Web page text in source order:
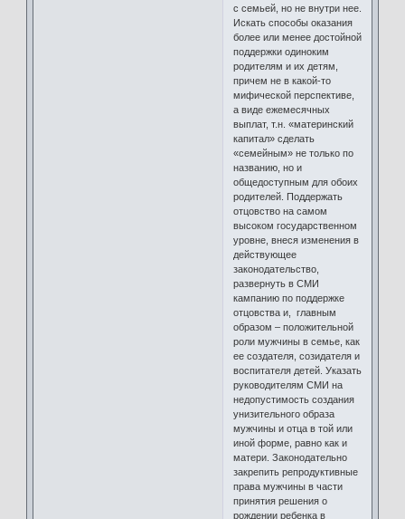
с семьей, но не внутри нее.
Искать способы оказания
более или менее достойной
поддержки одиноким
родителям и их детям,
причем не в какой-то
мифической перспективе,
а виде ежемесячных
выплат, т.н. «материнский
капитал» сделать
«семейным» не только по
названию, но и
общедоступным для обоих
родителей. Поддержать
отцовство на самом
высоком государственном
уровне, внеся изменения в
действующее
законодательство,
развернуть в СМИ
кампанию по поддержке
отцовства и, главным
образом – положительной
роли мужчины в семье, как
ее создателя, созидателя и
воспитателя детей. Указать
руководителям СМИ на
недопустимость создания
унизительного образа
мужчины и отца в той или
иной форме, равно как и
матери. Законодательно
закрепить репродуктивные
права мужчины в части
принятия решения о
рождении ребенка в